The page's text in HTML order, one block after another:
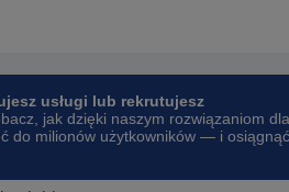
usługi lub rekrutujesz
jak dzięki naszym rozwiązaniom dla
do milionów użytkowników — i osiągnąć